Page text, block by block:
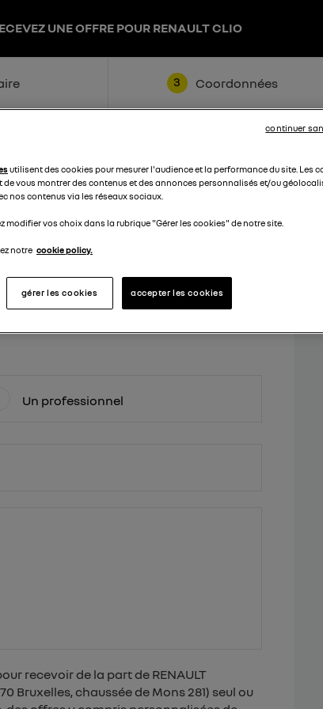
UNE OFFRE POUR RENAULT CLIO
3 Coordonnées
Un professionnel
recevoir de la part de RENAULT
Bruxelles, chaussée de Mons 281) seul ou
utilisent des cookies pour mesurer l'audience et la performance du site. Les
vous montrer des contenus et des annonces personnalisés et/ou
nos contenus via les réseaux sociaux.
modifier vos choix dans la rubrique "Gérer les cookies" de notre site.
notre cookie policy.
accepter les cookies
gérer les cookies
continuer